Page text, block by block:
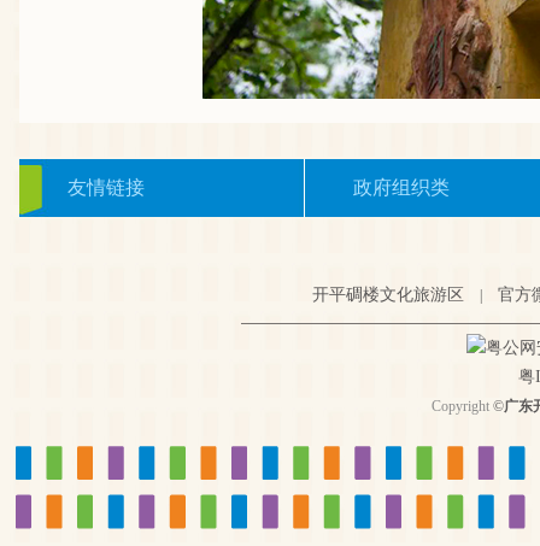
友情链接 政府组织类
开平碉楼文化旅游区 官方
粤公网
粤
Copyright ©广东